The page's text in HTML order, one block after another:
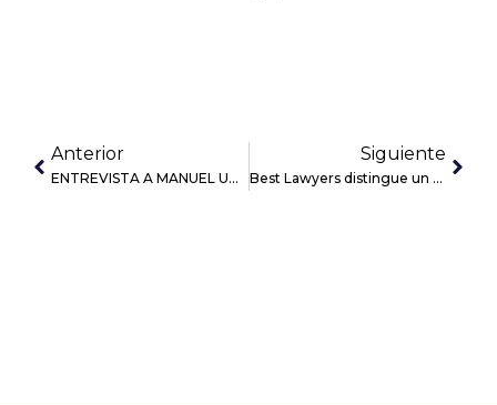
Anterior
ENTREVISTA A MANUEL URRUTIA EN ONDA MADRID
Siguiente
Best Lawyers distingue un año más a dos socios de la firma Confianz